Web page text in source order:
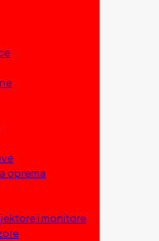
oprema
i monitore